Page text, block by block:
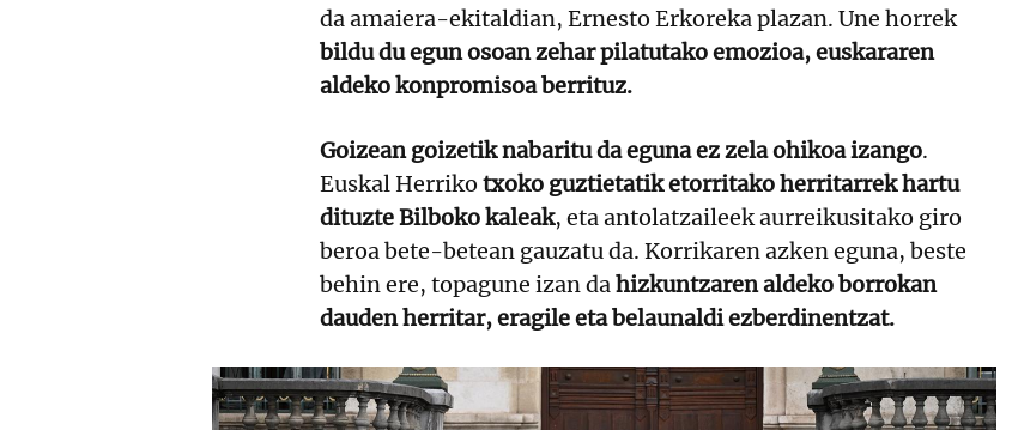
da amaiera-ekitaldian, Ernesto Erkoreka plazan. Une horrek
bildu du egun osoan zehar pilatutako emozioa, euskararen
aldeko konpromisoa berrituz.
Goizean goizetik nabaritu da eguna ez zela ohikoa izango.
Euskal Herriko txoko guztietatik etorritako herritarrek hartu
dituzte Bilboko kaleak, eta antolatzaileek aurreikusitako giro
beroa bete-betean gauzatu da. Korrikaren azken eguna, beste
behin ere, topagune izan dahizkuntzaren aldeko borrokan
dauden herritar, eragile eta belaunaldi ezberdinentzat.